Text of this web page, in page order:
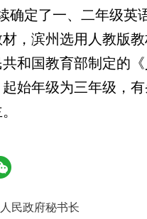
确定了一、二年级英
，滨州选用人教版
和国教育部制定的
始年级为三年级，
民政府秘书长